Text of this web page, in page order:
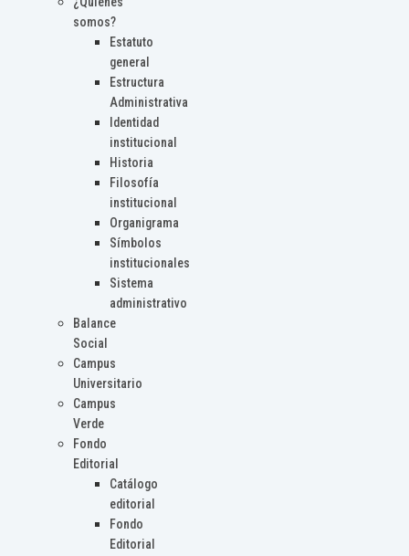
somos?
Estatuto
general
Estructura
Administrativa
Identidad
institucional
Historia
Filosofía
institucional
Organigrama
Símbolos
institucionales
Sistema
administrativo
Balance
Social
Campus
Universitario
Campus
Verde
Fondo
Editorial
Catálogo
editorial
Fondo
Editorial